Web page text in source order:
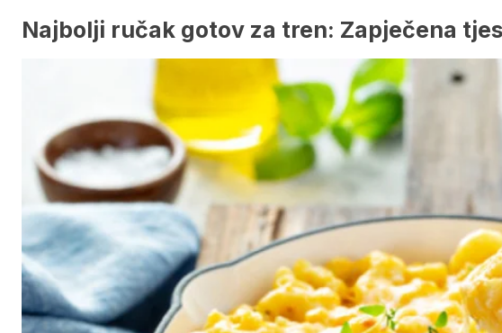
Najbolji ručak gotov za tren: Zapječena